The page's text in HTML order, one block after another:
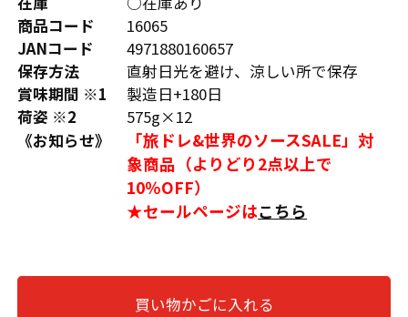
商品コード 16065
JANコード
4971880160657
保存方法
直射日光を避け、涼しい所で保存
賞味期間 ※1
製造日+180日
荷姿 ※2
575g×12
《お知らせ》
「旅ドレ&世界のソースSALE」対
象商品（よりどり2点以上で
10％OFF）
★セールページはこちら
買い物かごに入れる